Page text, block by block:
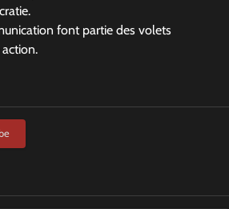
font partie des volets